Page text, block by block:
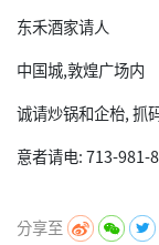
东禾酒家请人
中国城,敦煌广场内
诚请炒锅和企枱, 抓
意者请电: 713-981-
分享至